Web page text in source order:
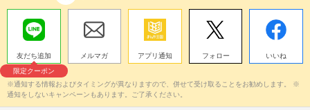
友だち追加
限定クーポン
メルマガ アプリ通知 フォロー いいね
※通知する情報およびタイミングが異なりますので、併せて受け取ることをお勧めします。 ※
通知をしないキャンペーンもあります。ご了承ください。